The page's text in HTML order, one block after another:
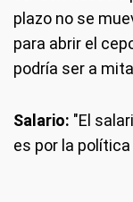
plazo no se
para abrir el
podría ser a
Salario: "El
es por la